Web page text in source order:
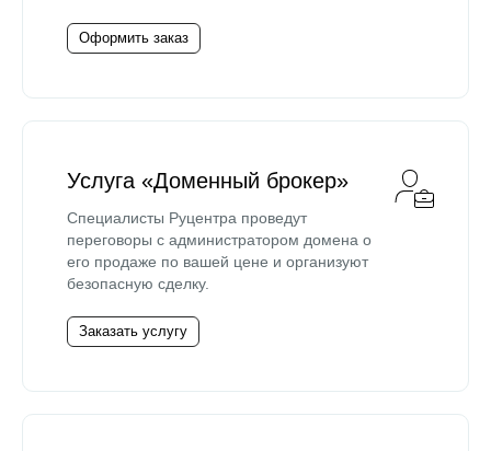
Оформить заказ
Услуга «Доменный брокер»
Специалисты Руцентра проведут
переговоры с администратором домена о
его продаже по вашей цене и организуют
безопасную сделку.
Заказать услугу